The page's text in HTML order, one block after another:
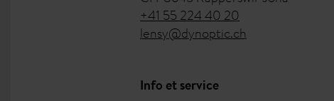
+41 55 224 40 20
lensy@dynoptic.ch
Info et service